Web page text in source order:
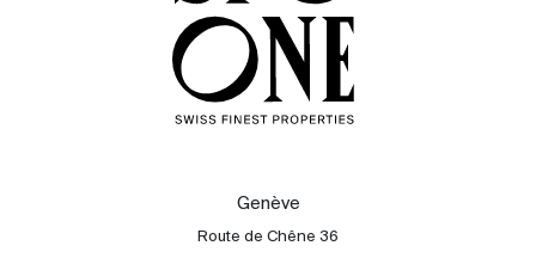
Acheter
Louer
International
Genève
Route de Chêne 36